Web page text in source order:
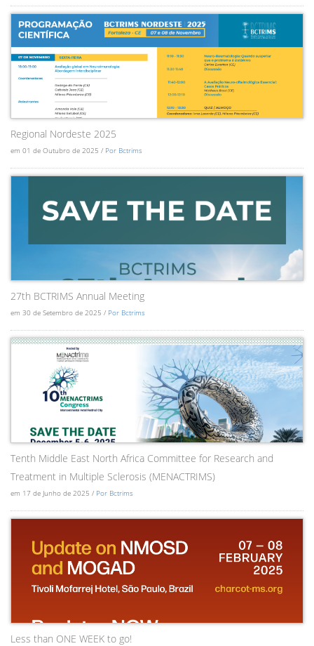
Regional Nordeste 2025
em 01 de Outubro de 2025 / Por Bctrims
27th BCTRIMS Annual Meeting
em 30 de Setembro de 2025 / Por Bctrims
Tenth Middle East North Africa Committee for Research and
Treatment in Multiple Sclerosis (MENACTRIMS)
em 17 de Junho de 2025 / Por Bctrims
Less than ONE WEEK to go!